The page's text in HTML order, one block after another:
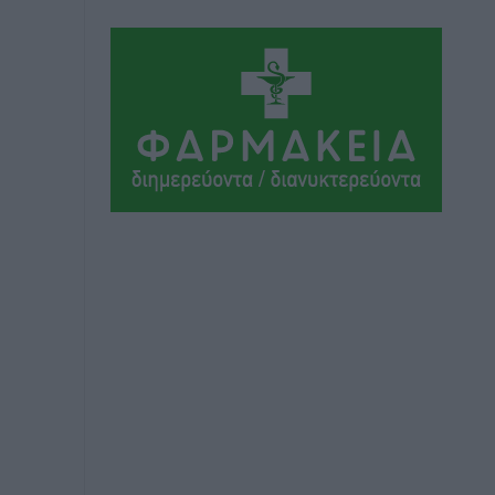
υποκλοπή μεταφορικού έργου στη
πριν 3 ώρες
Δεσμεύσεις χωρίς αντίκρισμα στην
Κρεμαστή